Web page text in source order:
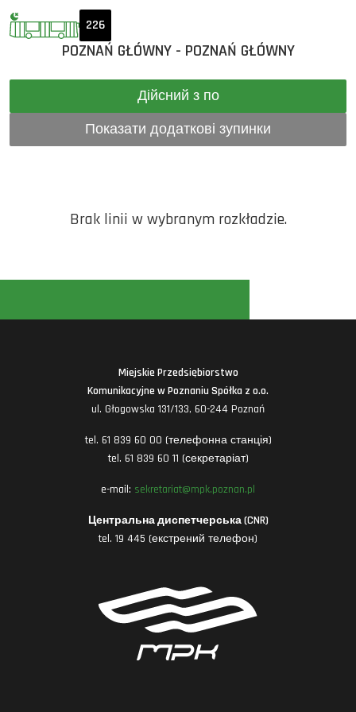
226
POZNAŃ GŁÓWNY - POZNAŃ GŁÓWNY
Дійсний з по
Показати додаткові зупинки
Brak linii w wybranym rozkładzie.
Miejskie Przedsiębiorstwo
Komunikacyjne w Poznaniu Spółka z o.o.
ul. Głogowska 131/133, 60-244 Poznań
tel. 61 839 60 00 (телефонна станція)
tel. 61 839 60 11 (секретаріат)
e-mail: sekretariat@mpk.poznan.pl
Центральна диспетчерська (CNR)
tel. 19 445 (екстрений телефон)